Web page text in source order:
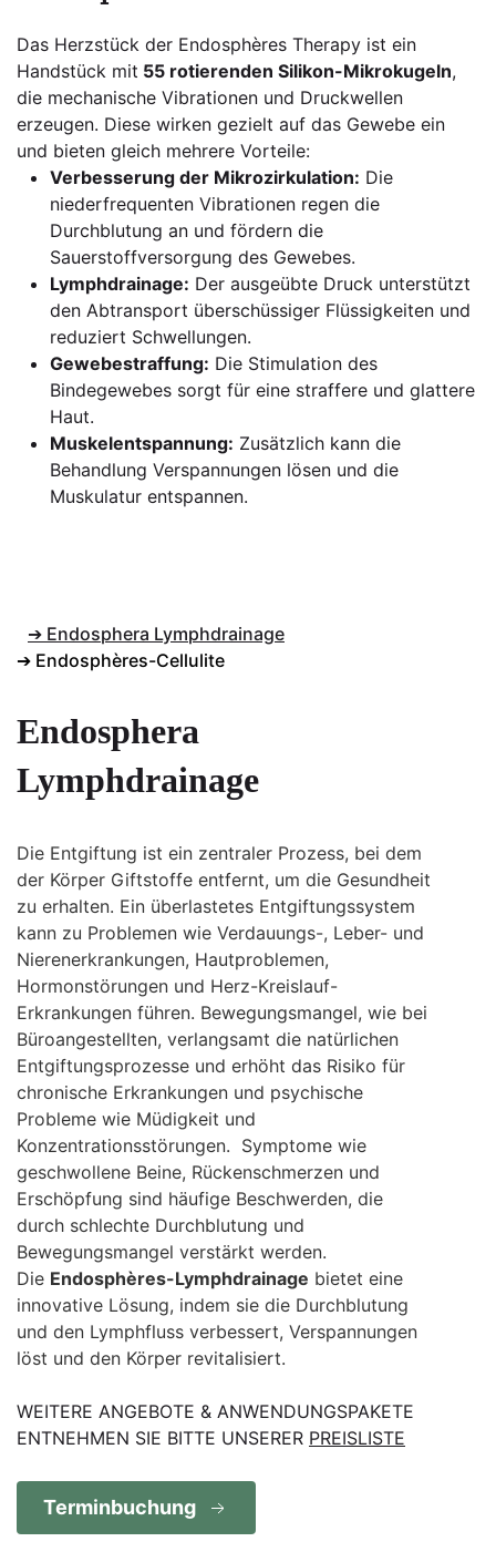
Das Herzstück der Endosphères Therapy ist ein
Handstück mit 55 rotierenden Silikon-Mikrokugeln,
die mechanische Vibrationen und Druckwellen
erzeugen. Diese wirken gezielt auf das Gewebe ein
und bieten gleich mehrere Vorteile:
Verbesserung der Mikrozirkulation: Die
niederfrequenten Vibrationen regen die
Durchblutung an und fördern die
Sauerstoffversorgung des Gewebes.
Lymphdrainage: Der ausgeübte Druck unterstützt
den Abtransport überschüssiger Flüssigkeiten und
reduziert Schwellungen.
Gewebestraffung: Die Stimulation des
Bindegewebes sorgt für eine straffere und glattere
Haut.
Muskelentspannung: Zusätzlich kann die
Behandlung Verspannungen lösen und die
Muskulatur entspannen.
➔ Endosphera Lymphdrainage
➔ Endosphères-Cellulite
Endosphera
Lymphdrainage
Die Entgiftung ist ein zentraler Prozess, bei dem
der Körper Giftstoffe entfernt, um die Gesundheit
zu erhalten. Ein überlastetes Entgiftungssystem
kann zu Problemen wie Verdauungs-, Leber- und
Nierenerkrankungen, Hautproblemen,
Hormonstörungen und Herz-Kreislauf-
Erkrankungen führen. Bewegungsmangel, wie bei
Büroangestellten, verlangsamt die natürlichen
Entgiftungsprozesse und erhöht das Risiko für
chronische Erkrankungen und psychische
Probleme wie Müdigkeit und
Konzentrationsstörungen. Symptome wie
geschwollene Beine, Rückenschmerzen und
Erschöpfung sind häufige Beschwerden, die
durch schlechte Durchblutung und
Bewegungsmangel verstärkt werden.
Die Endosphères-Lymphdrainage bietet eine
innovative Lösung, indem sie die Durchblutung
und den Lymphfluss verbessert, Verspannungen
löst und den Körper revitalisiert.
WEITERE ANGEBOTE & ANWENDUNGSPAKETE
ENTNEHMEN SIE BITTE UNSERER PREISLISTE
Terminbuchung